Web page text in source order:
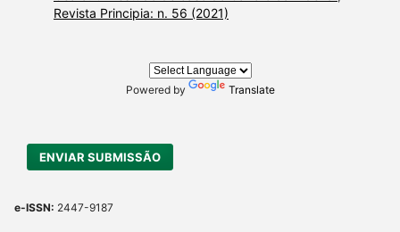
Revista Principia: n. 56 (2021)
Powered by Translate
ENVIAR SUBMISSÃO
e-ISSN: 2447-9187